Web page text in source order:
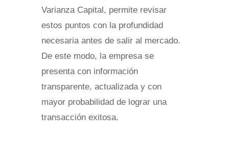
Varianza Capital, permite revisar
estos puntos con la profundidad
necesaria antes de salir al mercado.
De este modo, la empresa se
presenta con información
transparente, actualizada y con
mayor probabilidad de lograr una
transacción exitosa.